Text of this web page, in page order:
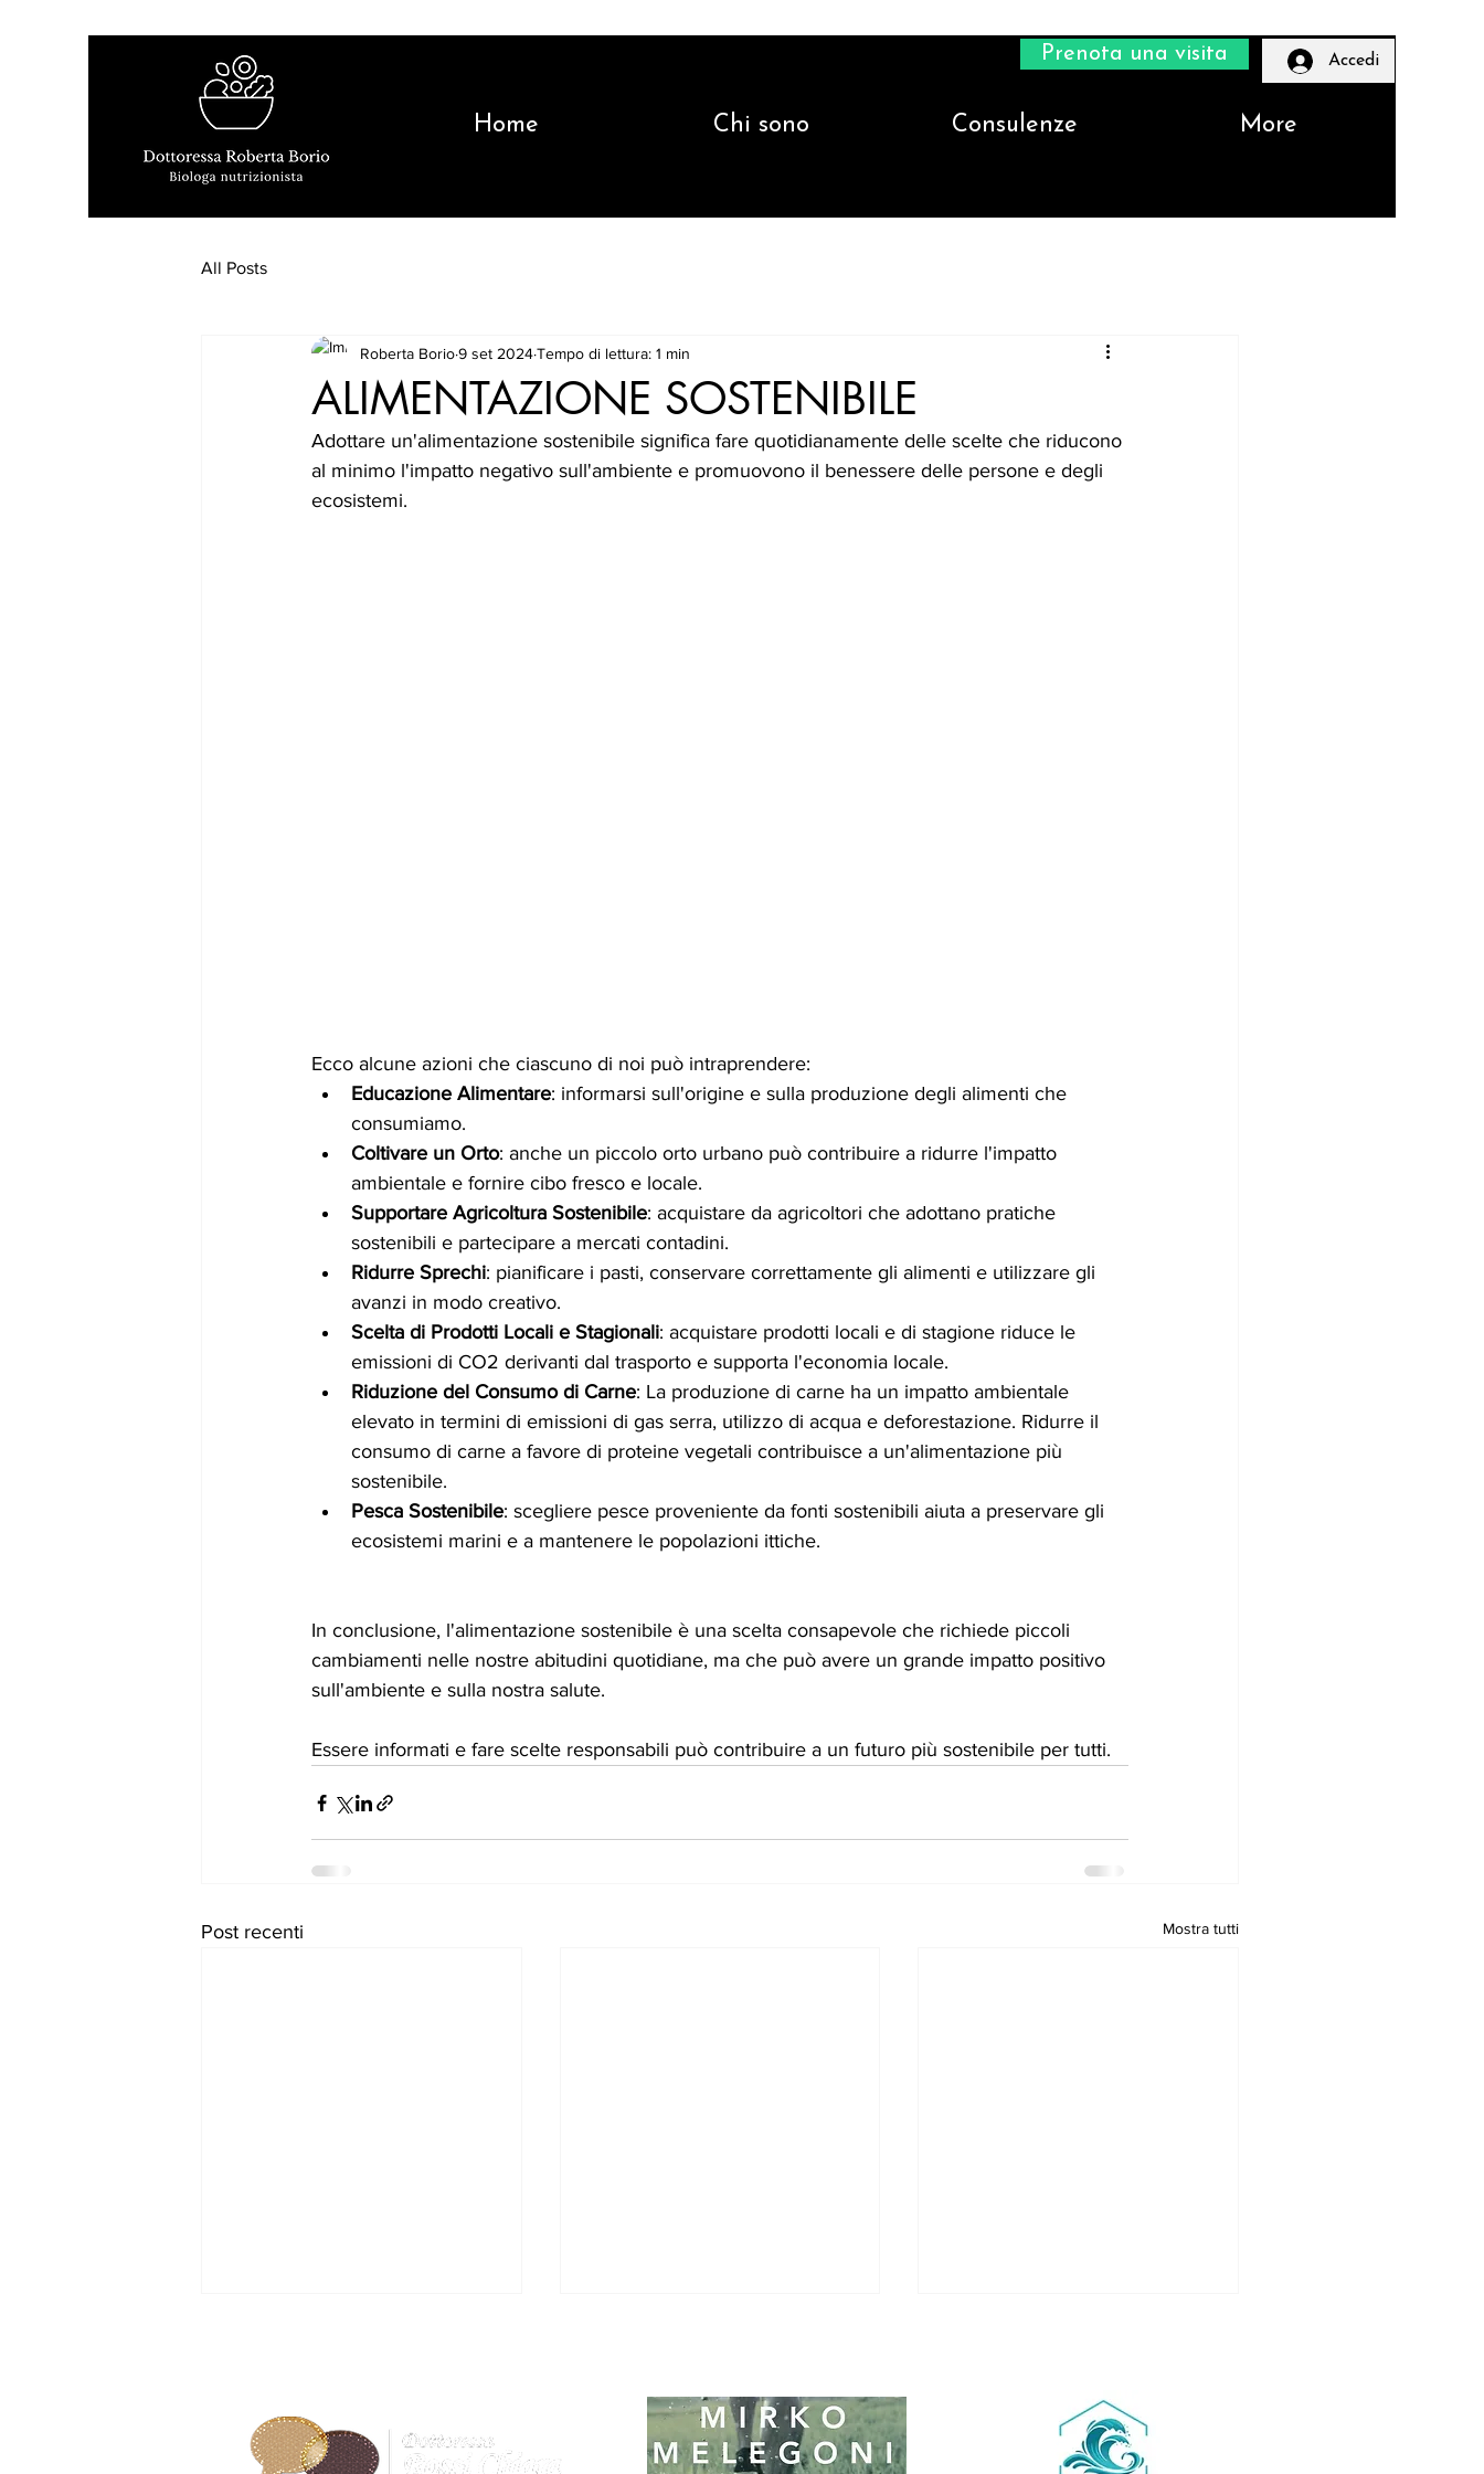
Prenota una visita Accedi
Home Chi sono Consulenze More
All Posts
ALIMENTAZIONE SOSTENIBILE
Roberta Borio9 set 2024Tempo di lettura: 1 min
Adottare un'alimentazione sostenibile significa fare quotidianamente delle scelte che riducono
al minimo l'impatto negativo sull'ambiente e promuovono il benessere delle persone e degli
ecosistemi.
Ecco alcune azioni che ciascuno di noi può intraprendere:
Educazione Alimentare: informarsi sull'origine e sulla produzione degli alimenti che
consumiamo.
Coltivare un Orto: anche un piccolo orto urbano può contribuire a ridurre l'impatto
ambientale e fornire cibo fresco e locale.
Supportare Agricoltura Sostenibile: acquistare da agricoltori che adottano pratiche
sostenibili e partecipare a mercati contadini.
Ridurre Sprechi: pianificare i pasti, conservare correttamente gli alimenti e utilizzare gli
avanzi in modo creativo.
Scelta di Prodotti Locali e Stagionali: acquistare prodotti locali e di stagione riduce le
emissioni di CO2 derivanti dal trasporto e supporta l'economia locale.
Riduzione del Consumo di Carne: La produzione di carne ha un impatto ambientale
elevato in termini di emissioni di gas serra, utilizzo di acqua e deforestazione. Ridurre il
consumo di carne a favore di proteine vegetali contribuisce a un'alimentazione più
sostenibile.
Pesca Sostenibile: scegliere pesce proveniente da fonti sostenibili aiuta a preservare gli
ecosistemi marini e a mantenere le popolazioni ittiche.
In conclusione, l'alimentazione sostenibile è una scelta consapevole che richiede piccoli
cambiamenti nelle nostre abitudini quotidiane, ma che può avere un grande impatto positivo
sull'ambiente e sulla nostra salute.
Essere informati e fare scelte responsabili può contribuire a un futuro più sostenibile per tutti.
Post recenti Mostra tutti